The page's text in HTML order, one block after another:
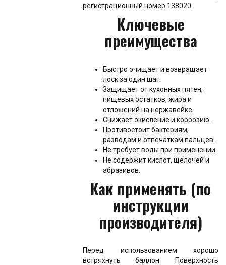
регистрационный номер 138020.
Ключевые
преимущества
Быстро очищает и возвращает
лоск за один шаг.
Защищает от кухонных пятен,
пищевых остатков, жира и
отложений на нержавейке.
Снижает окисление и коррозию.
Противостоит бактериям,
разводам и отпечаткам пальцев.
Не требует воды при применении.
Не содержит кислот, щёлочей и
абразивов.
Как применять (по
инструкции
производителя)
Перед использованием хорошо
встряхнуть баллон. Поверхность